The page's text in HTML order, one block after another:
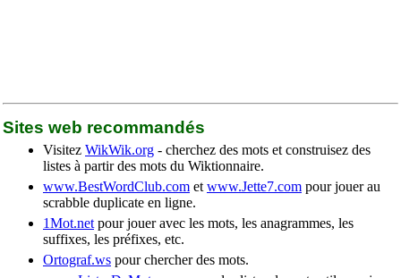
Sites web recommandés
Visitez WikWik.org - cherchez des mots et construisez des
listes à partir des mots du Wiktionnaire.
www.BestWordClub.com et www.Jette7.com pour jouer au
scrabble duplicate en ligne.
1Mot.net pour jouer avec les mots, les anagrammes, les
suffixes, les préfixes, etc.
Ortograf.ws pour chercher des mots.